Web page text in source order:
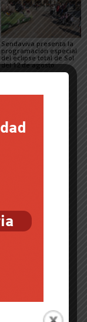
Sendaviva presenta la
programación especial
del eclipse total de Sol
del 12 de agosto